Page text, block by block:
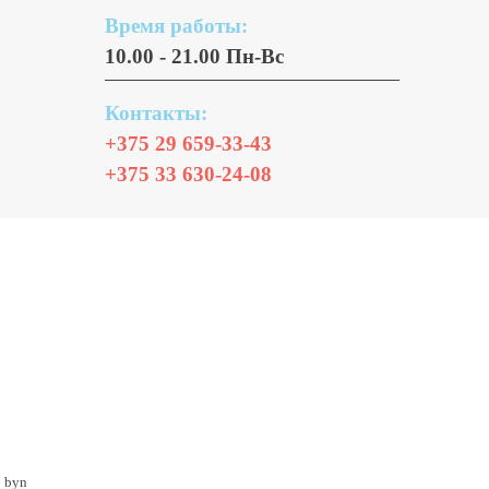
Время работы:
10.00 - 21.00 Пн-Вс
Контакты:
+375 29 659-33-43
+375 33 630-24-08
byn